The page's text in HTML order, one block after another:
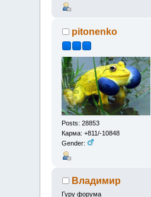
pitonenko
Posts: 28853
Карма: +811/-10848
Gender:
Владимир
Гуру форума